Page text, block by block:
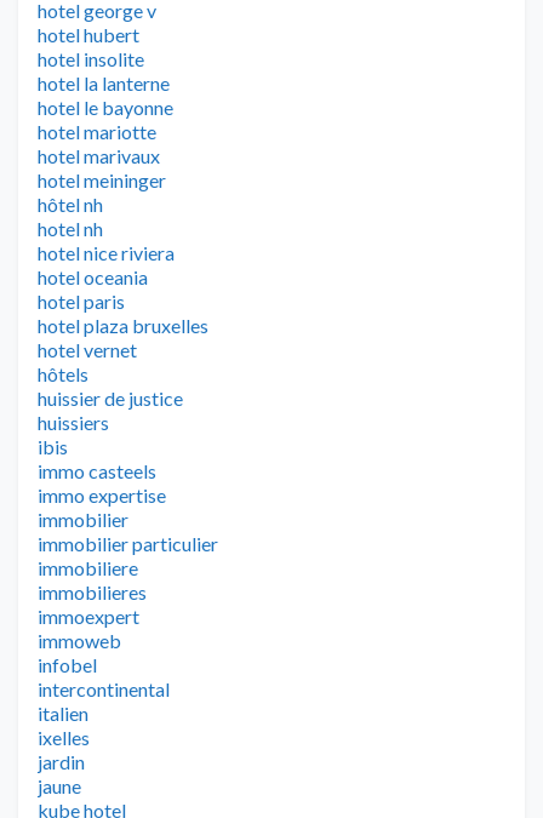
hotel george v
hotel hubert
hotel insolite
hotel la lanterne
hotel le bayonne
hotel mariotte
hotel marivaux
hotel meininger
hôtel nh
hotel nh
hotel nice riviera
hotel oceania
hotel paris
hotel plaza bruxelles
hotel vernet
hôtels
huissier de justice
huissiers
ibis
immo casteels
immo expertise
immobilier
immobilier particulier
immobiliere
immobilieres
immoexpert
immoweb
infobel
intercontinental
italien
ixelles
jardin
jaune
kube hotel